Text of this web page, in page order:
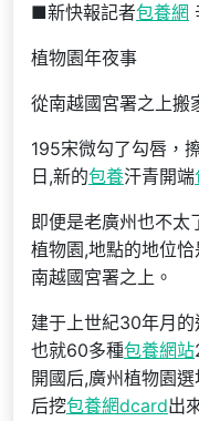
■新快報記者包養網
植物園年夜事
從南越國宮署之上搬
195宋微勾了勾唇，
日,新的包養汗青開端
即便是老廣州也不太
植物園,地點的地位
南越國宮署之上。
建于上世紀30年月
也就60多種包養網站
開國后,廣州植物園
后挖包養網dcard出